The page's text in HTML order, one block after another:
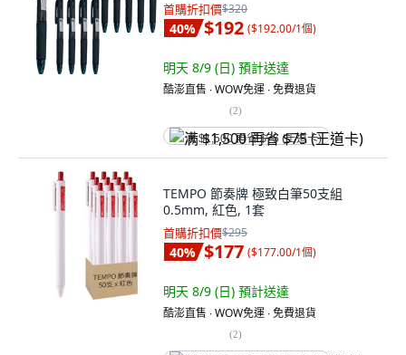
首購折扣價$320
40% $192 ($192.00/1個)
明天 8/9 (日) 預計送達
酷澎直售 ∙ WOW免運 ∙ 免費退貨
(2)
满 $1,500 再省 $75 (王道卡)
TEMPO 節奏牌 極致白筆50支組
0.5mm, 紅色, 1套
首購折扣價$295
40% $177 ($177.00/1個)
明天 8/9 (日) 預計送達
酷澎直售 ∙ WOW免運 ∙ 免費退貨
(2)